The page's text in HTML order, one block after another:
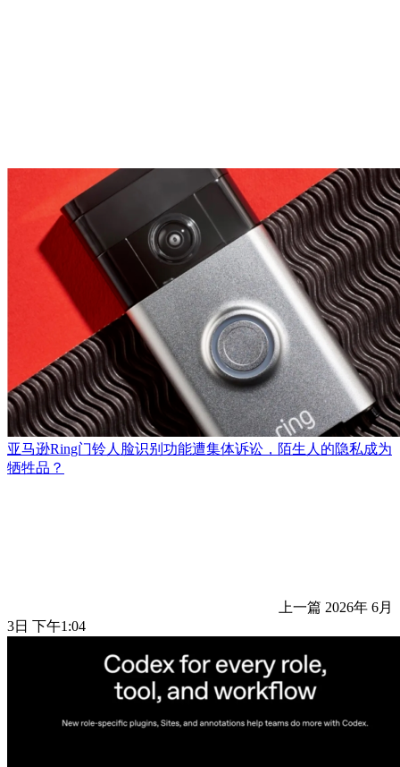
亚马逊Ring门铃人脸识别功能遭集体诉讼，陌生人的隐私成为
牺牲品？
上一篇 2026年 6月
3日 下午1:04